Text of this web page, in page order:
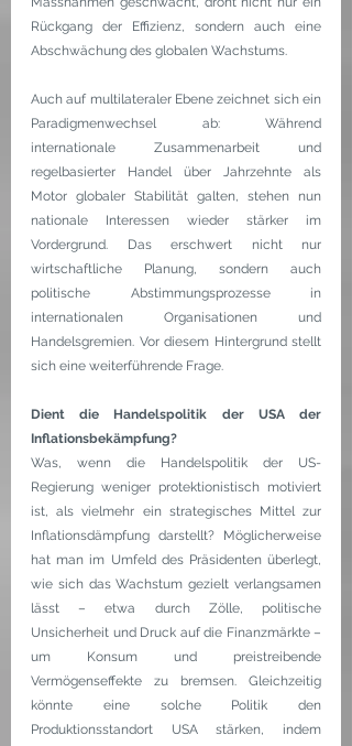
Rückgang der Effizienz, sondern auch eine
Abschwächung des globalen Wachstums.
Auch auf multilateraler Ebene zeichnet sich ein
Paradigmenwechsel ab: Während
internationale Zusammenarbeit und
regelbasierter Handel über Jahrzehnte als
Motor globaler Stabilität galten, stehen nun
nationale Interessen wieder stärker im
Vordergrund. Das erschwert nicht nur
wirtschaftliche Planung, sondern auch
politische Abstimmungsprozesse in
internationalen Organisationen und
Handelsgremien. Vor diesem Hintergrund stellt
sich eine weiterführende Frage.
Dient die Handelspolitik der USA der
Inflationsbekämpfung?
Was, wenn die Handelspolitik der US-
Regierung weniger protektionistisch motiviert
ist, als vielmehr ein strategisches Mittel zur
Inflationsdämpfung darstellt? Möglicherweise
hat man im Umfeld des Präsidenten überlegt,
wie sich das Wachstum gezielt verlangsamen
lässt – etwa durch Zölle, politische
Unsicherheit und Druck auf die Finanzmärkte –
um Konsum und preistreibende
Vermögenseffekte zu bremsen. Gleichzeitig
könnte eine solche Politik den
Produktionsstandort USA stärken, indem